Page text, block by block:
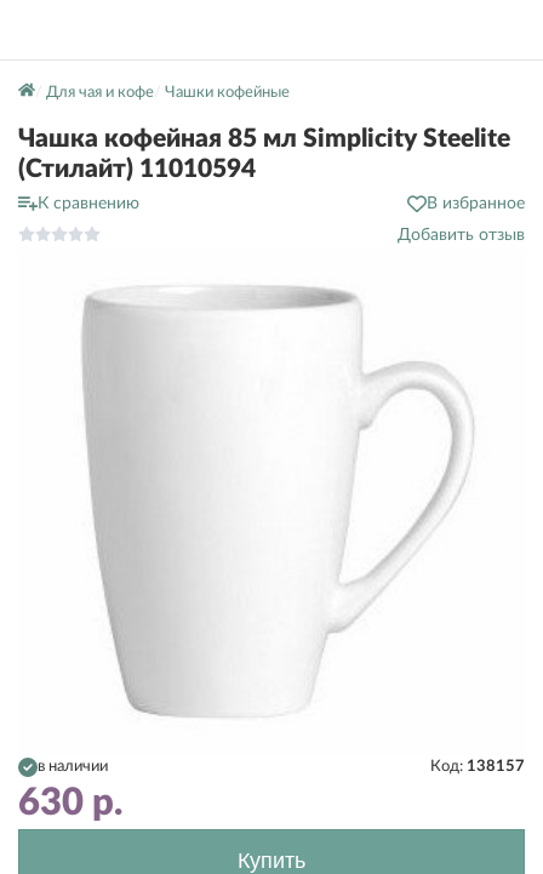
Для чая и кофе Чашки кофейные
Чашка кофейная 85 мл Simplicity Steelite
(Стилайт) 11010594
К сравнению
В избранное
Добавить отзыв
в наличии Код: 138157
630 р.
Купить